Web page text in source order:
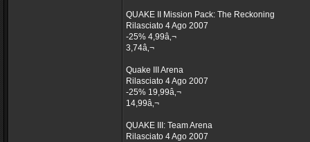
QUAKE II Mission Pack: The Reckoning
Rilasciato 4 Ago 2007
-25% 4,99â‚¬
3,74â‚¬
Quake III Arena
Rilasciato 4 Ago 2007
-25% 19,99â‚¬
14,99â‚¬
QUAKE III: Team Arena
Rilasciato 4 Ago 2007